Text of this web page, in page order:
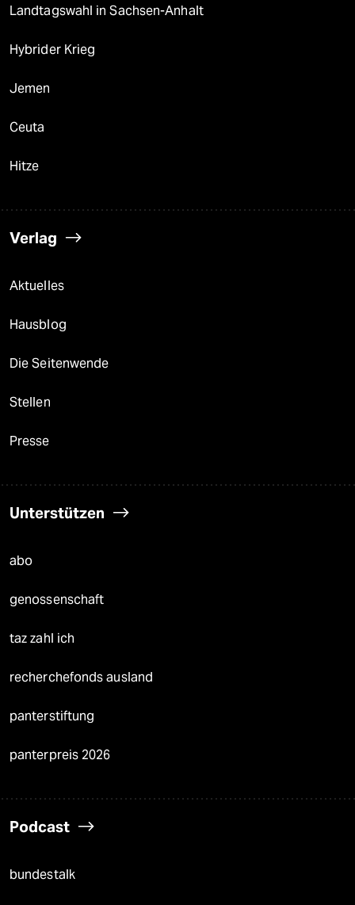
Landtagswahl in Sachsen-Anhalt
Hybrider Krieg
Jemen
Ceuta
Hitze
Verlag
Aktuelles
Hausblog
Die Seitenwende
Stellen
Presse
Unterstützen
abo
genossenschaft
taz zahl ich
recherchefonds ausland
panterstiftung
panterpreis 2026
Podcast
bundestalk